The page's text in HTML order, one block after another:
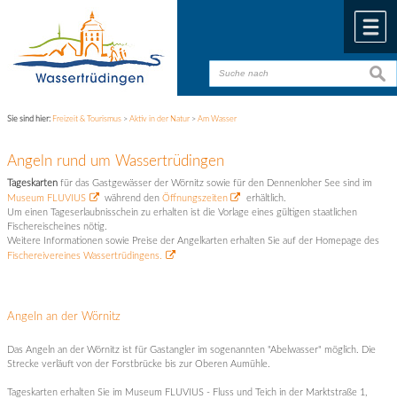
Sie sind hier: Freizeit & Tourismus >Aktiv in der Natur >Am Wasser
Angeln rund um Wassertrüdingen
Tageskarten für das Gastgewässer der Wörnitz sowie für den Dennenloher See sind im
Museum FLUVIUS
während denÖffnungszeiten
erhältlich.
Um einen Tageserlaubnisschein zu erhalten ist die Vorlage eines gültigen staatlichen
Fischereischeines nötig.
Weitere Informationen sowie Preise der Angelkarten erhalten Sie auf der Homepage des
Fischereivereines Wassertrüdingens.
Angeln an der Wörnitz
Das Angeln an der Wörnitz ist für Gastangler im sogenannten "Abelwasser" möglich. Die
Strecke verläuft von der Forstbrücke bis zur Oberen Aumühle.
Tageskarten erhalten Sie im Museum FLUVIUS - Fluss und Teich in der Marktstraße 1,